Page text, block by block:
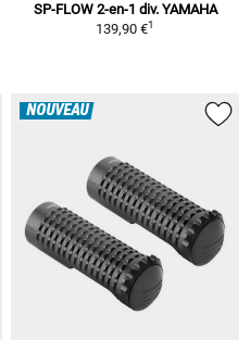
SP-FLOW 2-en-1 div. YAMAHA
139,90 €1
NOUVEAU